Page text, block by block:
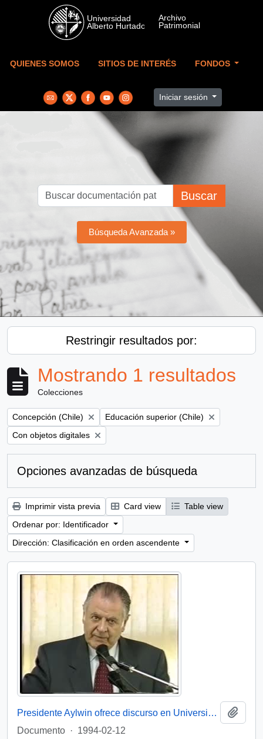
Skip to main content
QUIENES SOMOS SITIOS DE INTERÉS FONDOS
Iniciar sesión
Buscar
Búsqueda Avanzada »
Restringir resultados por:
Mostrando 1 resultados
Colecciones
Remove filter:
Concepción (Chile) Remove filter:
Educación superior (Chile)
Remove filter:
Con objetos digitales
Opciones avanzadas de búsqueda
Imprimir vista previa Card view
Table view
Ordenar por: Identificador
Dirección: Clasificación en orden ascendente
Presidente Aylwin ofrece discurso en Universidad de Concepción: video
Documento · 1994-02-12